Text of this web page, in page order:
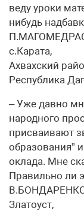
веду уроки
нибудь
с.Карата,
Ахвахский
Республика
– Уже давно
народного
присваивают
образования”
оклада. Мне
Правильно ли
Златоуст,